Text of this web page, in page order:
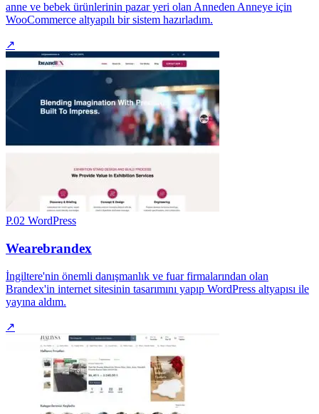
anne ve bebek ürünlerinin pazar yeri olan Anneden Anneye için
WooCommerce altyapılı bir sistem hazırladım.
↗
P.02 WordPress
Wearebrandex
İngiltere'nin önemli danışmanlık ve fuar firmalarından olan
Brandex'in internet sitesinin tasarımını yapıp WordPress altyapısı ile
yayına aldım.
↗